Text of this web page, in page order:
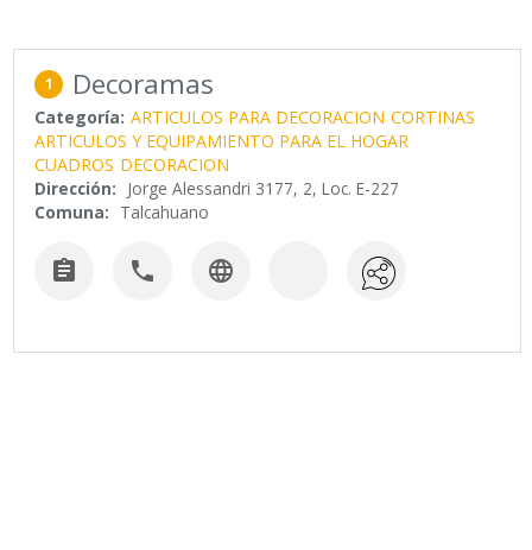
1 Decoramas
Categoría: ARTICULOS PARA DECORACION CORTINAS
ARTICULOS Y EQUIPAMIENTO PARA EL HOGAR
CUADROS DECORACION
Dirección: Jorge Alessandri 3177, 2, Loc. E-227
Comuna: Talcahuano
  